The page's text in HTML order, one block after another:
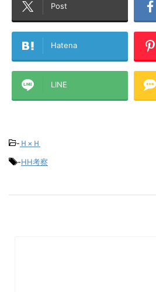
Post
Hatena
LINE
- Ｈ×Ｈ
-HH考察